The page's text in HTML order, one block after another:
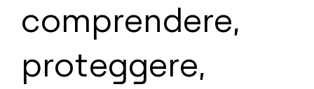
comprendere,
proteggere,